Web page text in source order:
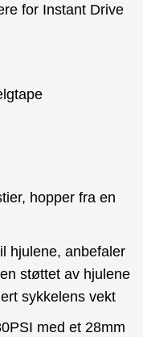
for Instant Drive
hopper fra en
hjulene, anbefaler
støttet av hjulene
sykkelens vekt
med et 28mm